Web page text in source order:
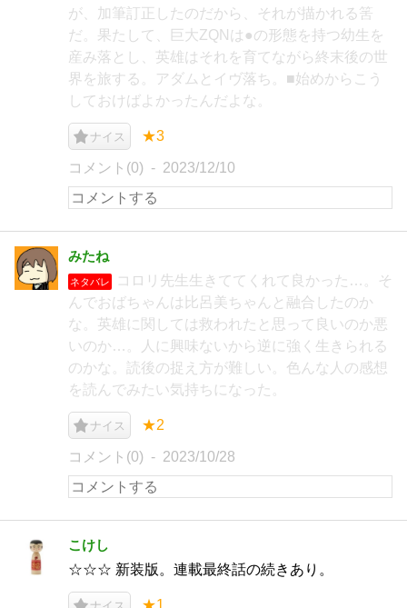
が、加筆訂正したのだから、それが描かれる筈
だ。果たして、巨大ZQNは●の形態を持つ幼生を
産み落とし、英雄はそれを育てながら終末後の世
界を旅する。アダムとイヴ落ち。■始めからこう
しておけばよかったんだよな。
ナイス ★3
コメント(0) 2023/12/10
みたね
ネタバレ
コロリ先生生きててくれて良かった…。そ
んでおばちゃんは比呂美ちゃんと融合したのか
な。英雄に関しては救われたと思って良いのか悪
いのか…。人に興味ないから逆に強く生きられる
のかな。読後の捉え方が難しい。色んな人の感想
を読んでみたい気持ちになった。
ナイス ★2
コメント(0) 2023/10/28
こけし
☆☆☆ 新装版。連載最終話の続きあり。
★1